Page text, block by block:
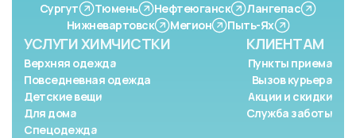
Сургут Тюмень Нефтеюганск
Лангепас
Нижневартовск
Мегион Пыть-Ях
КЛИЕНТАМ
Пункты приема
Вызов курьера
Акции и скидки
Служба заботы
УСЛУГИ ХИМЧИСТКИ
Верхняя одежда
Повседневная одежда
Детские вещи
Для дома
Спецодежда